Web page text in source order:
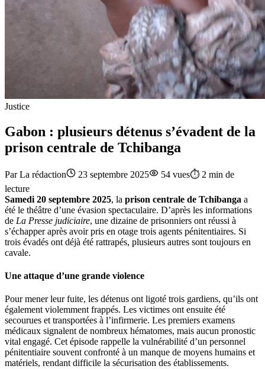
Justice
Gabon : plusieurs détenus s’évadent de la
prison centrale de Tchibanga
ParLa rédaction 23 septembre 2025 54 vues⏱️ 2 min de
lecture
Samedi 20 septembre 2025, la prison centrale de Tchibanga a
été le théâtre d’une évasion spectaculaire. D’après les informations
de La Presse judiciaire, une dizaine de prisonniers ont réussi à
s’échapper après avoir pris en otage trois agents pénitentiaires. Si
trois évadés ont déjà été rattrapés, plusieurs autres sont toujours en
cavale.
Une attaque d’une grande violence
Pour mener leur fuite, les détenus ont ligoté trois gardiens, qu’ils ont
également violemment frappés. Les victimes ont ensuite été
secourues et transportées à l’infirmerie. Les premiers examens
médicaux signalent de nombreux hématomes, mais aucun pronostic
vital engagé. Cet épisode rappelle la vulnérabilité d’un personnel
pénitentiaire souvent confronté à un manque de moyens humains et
matériels, rendant difficile la sécurisation des établissements.